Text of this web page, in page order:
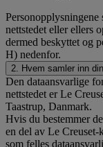
Personopplysningene
nettstedet eller ellers
dermed beskyttet og
H) nedenfor.
2. Hvem samler inn
Den dataansvarlige
nettstedet er Le
Taastrup, Danmark.
Hvis du bestemmer
en del av Le Creuset-
som felles